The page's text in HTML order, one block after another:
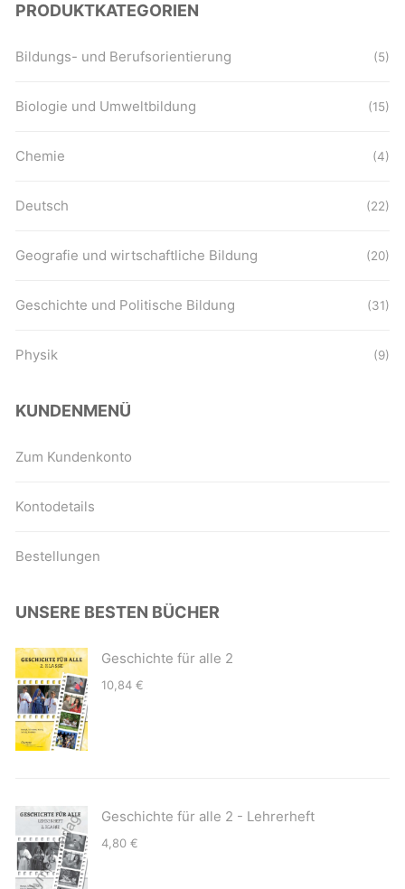
PRODUKTKATEGORIEN
Bildungs- und Berufsorientierung (5)
Biologie und Umweltbildung (15)
Chemie (4)
Deutsch (22)
Geografie und wirtschaftliche Bildung (20)
Geschichte und Politische Bildung (31)
Physik (9)
KUNDENMENÜ
Zum Kundenkonto
Kontodetails
Bestellungen
UNSERE BESTEN BÜCHER
Geschichte für alle 2
10,84€
Geschichte für alle 2 - Lehrerheft
4,80€